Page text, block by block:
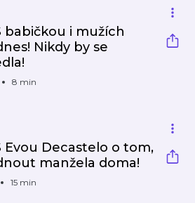
babičkou i mužích
Nikdy by se
8 min
Evou Decastelo o tom,
manžela doma!
15 min